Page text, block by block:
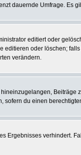
dauernde Umfrage. Es
editiert oder
oder löschen;
verändern.
sofern du einen
verhindert.